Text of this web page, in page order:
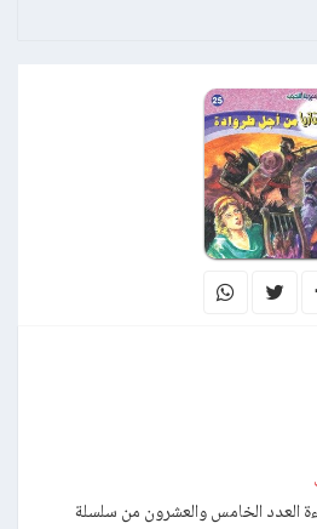
العدد الخامس والعشرون من سلسلة